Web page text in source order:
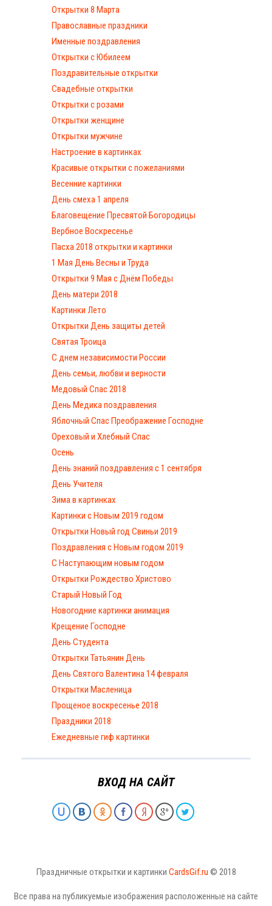
Открытки 8 Марта
Православные праздники
Именные поздравления
Открытки с Юбилеем
Поздравительные открытки
Свадебные открытки
Открытки с розами
Открытки женщине
Открытки мужчине
Настроение в картинках
Красивые открытки с пожеланиями
Весенние картинки
День смеха 1 апреля
Благовещение Пресвятой Богородицы
Вербное Воскресенье
Пасха 2018 открытки и картинки
1 Мая День Весны и Труда
Открытки 9 Мая с Днём Победы
День матери 2018
Картинки Лето
Открытки День защиты детей
Святая Троица
С днем независимости России
День семьи, любви и верности
Медовый Спас 2018
День Медика поздравления
Яблочный Спас Преображение Господне
Ореховый и Хлебный Спас
Осень
День знаний поздравления с 1 сентября
День Учителя
Зима в картинках
Картинки с Новым 2019 годом
Открытки Новый год Свиньи 2019
Поздравления с Новым годом 2019
С Наступающим новым годом
Открытки Рождество Христово
Старый Новый Год
Новогодние картинки анимация
Крещение Господне
День Студента
Открытки Татьянин День
День Святого Валентина 14 февраля
Открытки Масленица
Прощеное воскресенье 2018
Праздники 2018
Ежедневные гиф картинки
ВХОД НА САЙТ
Праздничные открытки и картинки CardsGif.ru © 2018
Все права на публикуемые изображения расположенные на сайте